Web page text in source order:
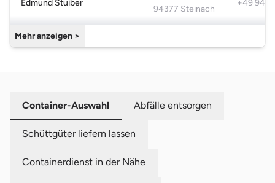
Edmund Stuiber
94377 Steinach
+49
Mehr anzeigen >
Container-Auswahl Abfälle entsorgen
Schüttgüter liefern lassen
Containerdienst in der Nähe